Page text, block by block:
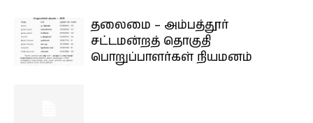
தலைமை – அம்பத்தூர்
சட்டமன்றத் தொகுதி
பொறுப்பாளர்கள் நியமனம்